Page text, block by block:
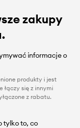
zakupy
informacje o
produkty i jest
łączy się z innymi
z rabatu.
tylko to, co